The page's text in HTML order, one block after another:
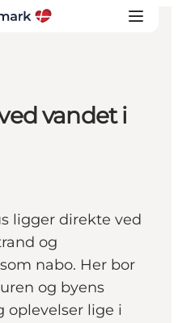
vandet i
ligger direkte ved
og
nabo. Her bor
og byens
oplevelser lige i